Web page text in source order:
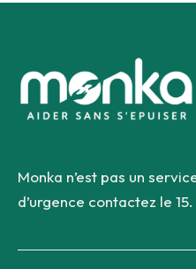
Monka n’est pas un
d’urgence contactez le 15.